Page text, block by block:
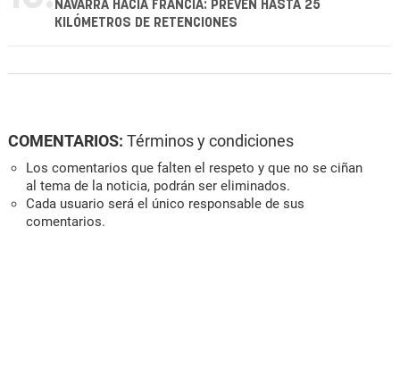
NAVARRA HACIA FRANCIA: PREVÉN HASTA 25
KILÓMETROS DE RETENCIONES
COMENTARIOS: Términos y condiciones
Los comentarios que falten el respeto y que no se ciñan
al tema de la noticia, podrán ser eliminados.
Cada usuario será el único responsable de sus
comentarios.